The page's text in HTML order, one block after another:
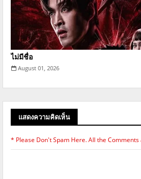
ไม่มีชื่อ
August 01, 2026
แสดงความคิดเห็น
* Please Don't Spam Here. All the Comments